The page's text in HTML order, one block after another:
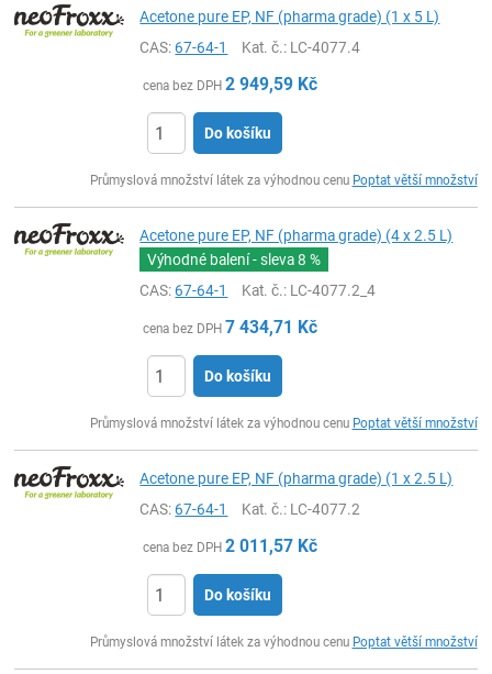
Acetone pure EP, NF (pharma grade) (1 x 5 L)
CAS:67-64-1 Kat. č.: LC-4077.4
cena bez DPH 2 949,59 Kč
Do košíku
Průmyslová množství látek za výhodnou cenu Poptat větší množství
Acetone pure EP, NF (pharma grade) (4 x 2.5 L)
Výhodné balení - sleva8 %
CAS:67-64-1 Kat. č.: LC-4077.2_4
cena bez DPH 7 434,71 Kč
Do košíku
Průmyslová množství látek za výhodnou cenu Poptat větší množství
Acetone pure EP, NF (pharma grade) (1 x 2.5 L)
CAS:67-64-1 Kat. č.: LC-4077.2
cena bez DPH 2 011,57 Kč
Do košíku
Průmyslová množství látek za výhodnou cenu Poptat větší množství